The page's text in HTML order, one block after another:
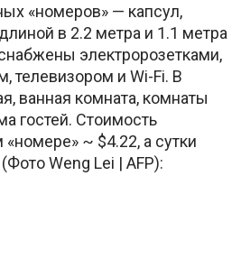
«номеров» — капсул,
в 2.2 метра и 1.1 метра
электророзетками,
телевизором и Wi-Fi. В
ванная комната, комнаты
гостей. Стоимость
~ $4.22, а сутки
Weng Lei | AFP):